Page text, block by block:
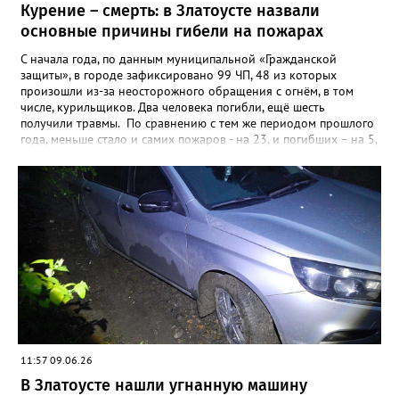
Курение – смерть: в Златоусте назвали
основные причины гибели на пожарах
С начала года, по данным муниципальной «Гражданской
защиты», в городе зафиксировано 99 ЧП, 48 из которых
произошли из-за неосторожного обращения с огнём, в том
числе, курильщиков. Два человека погибли, ещё шесть
получили травмы. По сравнению с тем же периодом прошлого
года, меньше стало и самих пожаров - на 23, и погибших – на 5,
было четверо. Кроме неосторожности при обращении с огнём,
чаще всего причинами пожаров в Златоусте становятся
неисправные электропроводка и печи. Из-за них в этом году
загоралось уже 38 раз, в таких ЧП пострадали два человека.
Причинами ещё 5 пожаров стали поджоги.
11:57 09.06.26
В Златоусте нашли угнанную машину